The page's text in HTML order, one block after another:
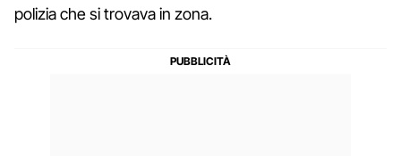
polizia che si trovava in zona.